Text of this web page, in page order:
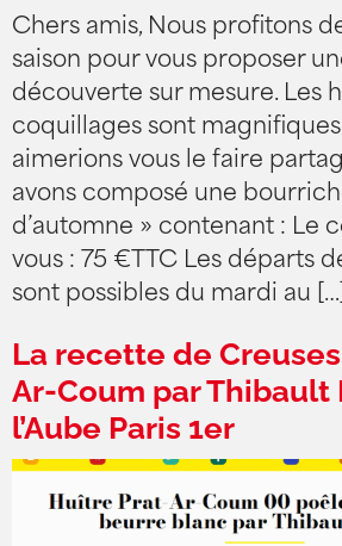
Chers amis, Nous profitons
saison pour vous proposer
découverte sur mesure. Les
coquillages sont
aimerions vous le faire
avons composé une
d’automne » contenant : Le
vous : 75 €TTC Les départs
sont possibles du mardi au […]
La recette de
Ar-Coum par Thibault
l’Aube Paris 1er